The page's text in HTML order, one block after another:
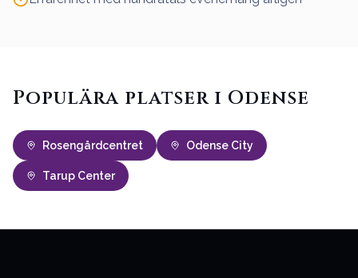
Populära platser i Odense
Rosengårdcentret Odense City
Tarup Center